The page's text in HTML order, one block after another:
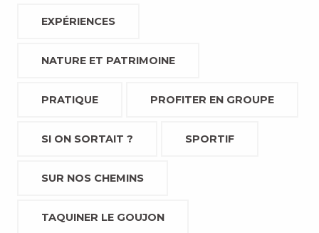
EXPÉRIENCES
NATURE ET PATRIMOINE
PRATIQUE PROFITER EN GROUPE
SI ON SORTAIT ? SPORTIF
SUR NOS CHEMINS
TAQUINER LE GOUJON